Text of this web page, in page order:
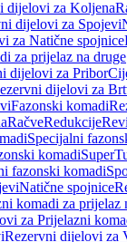
dijelovi za Koljena
dijelovi za Spojevi
za Natične spojnice
za prijelaz na druge
dijelovi za Pribor
dijelovi za
Fazonski komadi
RačveRedukcije
Specijalni
komadi
fazonski komadi
Natične spojnice
komadi za prijelaz
za Prijelazni
Rezervni dijelovi za